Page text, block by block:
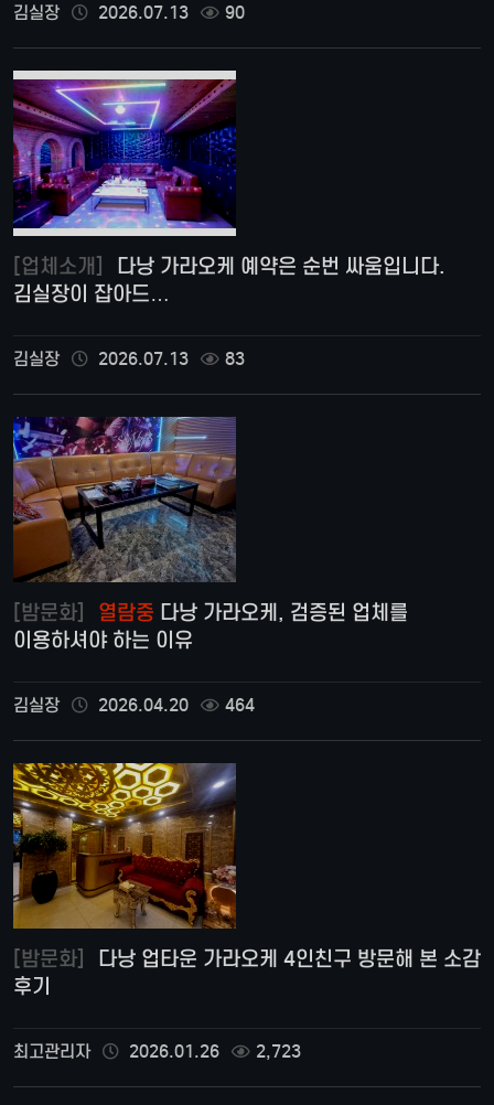
김실장 2026.07.13 90
[업체소개]
김실장이 잡아드…
김실장 2026.07.13 83
[밤문화] 열람중 다낭 가라오케, 검증된 업체를
이용하셔야 하는 이유
김실장 2026.04.20 464
[밤문화]
후기
최고관리자 2026.01.26 2,723